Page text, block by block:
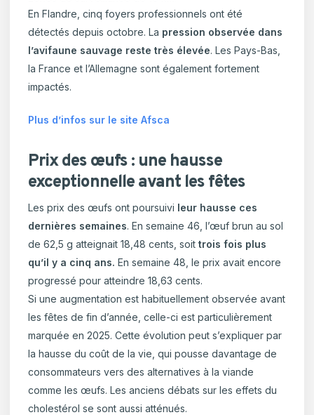
En Flandre, cinq foyers professionnels ont été
détectés depuis octobre. La pression observée dans
l’avifaune sauvage reste très élevée. Les Pays-Bas,
la France et l’Allemagne sont également fortement
impactés.
Plus d’infos sur le site Afsca
Prix des œufs : une hausse
exceptionnelle avant les fêtes
Les prix des œufs ont poursuivi leur hausse ces
dernières semaines. En semaine 46, l’œuf brun au sol
de 62,5 g atteignait 18,48 cents, soittrois fois plus
qu’il y a cinq ans. En semaine 48, le prix avait encore
progressé pour atteindre 18,63 cents.
Si une augmentation est habituellement observée avant
les fêtes de fin d’année, celle-ci est particulièrement
marquée en 2025. Cette évolution peut s’expliquer par
la hausse du coût de la vie, qui pousse davantage de
consommateurs vers des alternatives à la viande
comme les œufs. Les anciens débats sur les effets du
cholestérol se sont aussi atténués.